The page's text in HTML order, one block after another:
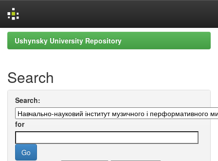
Skip
navigation
Ushynsky University Repository
Search
Search:
for